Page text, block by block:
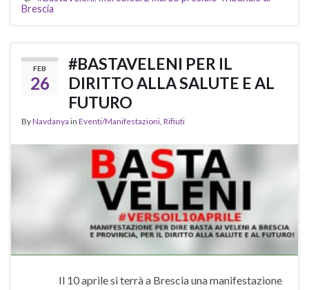
Brescia
FEB
26
#BASTAVELENI PER IL
DIRITTO ALLA SALUTE E AL
FUTURO
ByNavdanya in Eventi/Manifestazioni, Rifiuti
Il 10 aprile si terrà a Brescia una manifestazione